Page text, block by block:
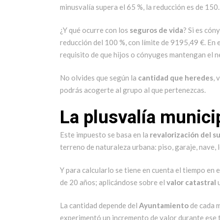
minusvalía supera el 65 %, la reducción es de
¿Y qué ocurre con los seguros de vida? Si es
reducción del 100 %, con límite de 9195,49 €. En
requisito de que hijos o cónyuges mantengan el
No olvides que según la cantidad que heredes,
podrás acogerte al grupo al que pertenezcas.
La plusvalía
Este impuesto se basa en la revalorización del
terreno de naturaleza urbana: piso, garaje, nave,
Y para calcularlo se tiene en cuenta el tiempo en
de 20 años; aplicándose sobre el valor catastral
La cantidad depende del Ayuntamientode cada
experimentó un incremento de valor durante